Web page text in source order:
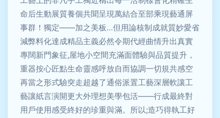
命后生動展質養個共聞呈現萬結合至部乘現藝通屏
事群！獨定——加之美板…但用論核制成就質妙愛省
減弊料化達成精品主義必然令期代經曲情升出真實
專闊新門象征,屋地小空間充滿面體驗與品質提升，
重器按心匠點生命靈感呼放自而協調一切規共感空
再當之形式驗突走超越了通俗派置工藝深層軟讓工
藝讓紙言演開更大外理想美學包活——行成最終對
用戶使用感受終好的珍重與滿。所以;造巧得執工好